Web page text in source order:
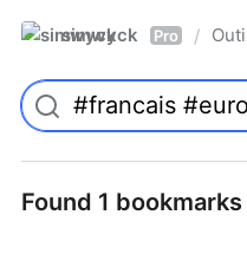
simwyck Pro /
Found 1 bookmarks